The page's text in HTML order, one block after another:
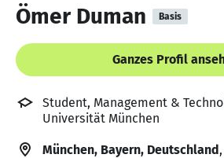
Ömer Duman Basis
Ganzes Profil
Student, Management &
Universität München
München, Bayern, Deutschland